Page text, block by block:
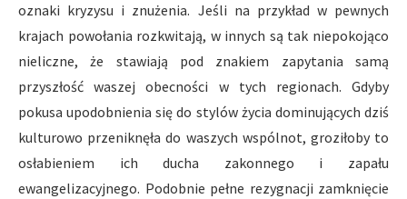
oznaki kryzysu i znużenia. Jeśli na przykład w pewnych
krajach powołania rozkwitają, w innych są tak niepokojąco
nieliczne, że stawiają pod znakiem zapytania samą
przyszłość waszej obecności w tych regionach. Gdyby
pokusa upodobnienia się do stylów życia dominujących dziś
kulturowo przeniknęła do waszych wspólnot, groziłoby to
osłabieniem ich ducha zakonnego i zapału
ewangelizacyjnego. Podobnie pełne rezygnacji zamknięcie